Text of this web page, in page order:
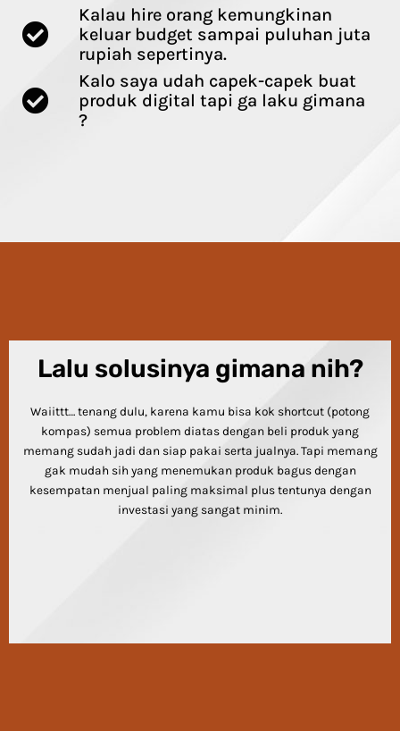
Kalau hire orang kemungkinan
keluar budget sampai puluhan juta
rupiah sepertinya.
Kalo saya udah capek-capek buat
produk digital tapi ga laku gimana
?
Lalu solusinya gimana nih?
Waiittt… tenang dulu, karena kamu bisa kok shortcut (potong
kompas) semua problem diatas dengan beli produk yang
memang sudah jadi dan siap pakai serta jualnya. Tapi memang
gak mudah sih yang menemukan produk bagus dengan
kesempatan menjual paling maksimal plus tentunya dengan
investasi yang sangat minim.